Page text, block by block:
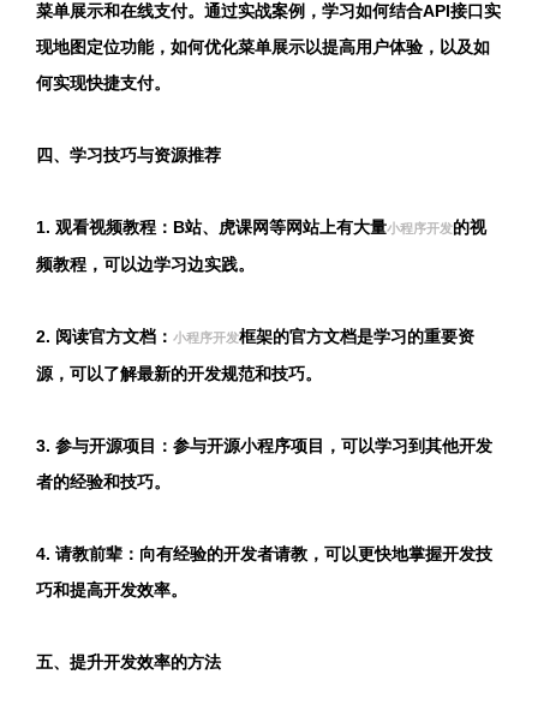
菜单展示和在线支付。通过实战案例，学习如何结合API接口实
现地图定位功能，如何优化菜单展示以提高用户体验，以及如
何实现快捷支付。
四、学习技巧与资源推荐
1. 观看视频教程：B站、虎课网等网站上有大量小程序开发的视
频教程，可以边学习边实践。
2. 阅读官方文档： 小程序开发框架的官方文档是学习的重要资
源，可以了解最新的开发规范和技巧。
3. 参与开源项目：参与开源小程序项目，可以学习到其他开发
者的经验和技巧。
4. 请教前辈：向有经验的开发者请教，可以更快地掌握开发技
巧和提高开发效率。
五、提升开发效率的方法